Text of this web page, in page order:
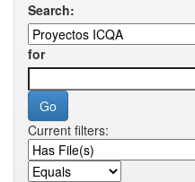
Search:
for
Current filters: